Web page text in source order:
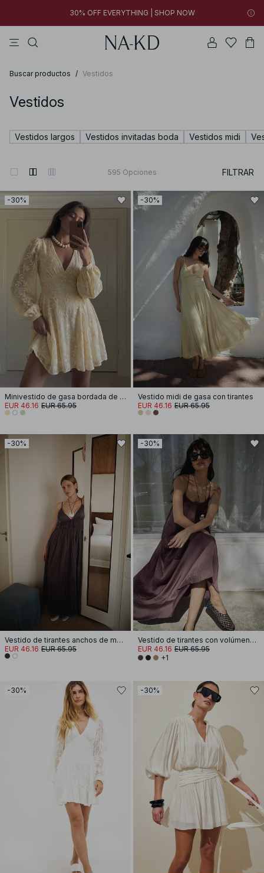
FINAL SALE | SHOP NOW
FINAL SALE | SHOP NOW
30% OFF EVERYTHING | SHOP NOW
Buscar productos / Vestidos
Vestidos
Vestidos largos Vestidos invitadas boda Vestidos midi
595 Opciones FILTRAR
-30%
Minivestido de gasa bordada de manga larga
EUR 46.16 EUR 65.95
-30%
Vestido midi de gasa con tirantes
EUR 46.16 EUR 65.95
-30%
Vestido de tirantes anchos de mezcla de lino con volúmenes y efecto arrugado
EUR 46.16 EUR 65.95
-30%
Vestido de tirantes con volúmenes fruncidos
EUR 46.16 EUR 65.95
+1
-30% -30%